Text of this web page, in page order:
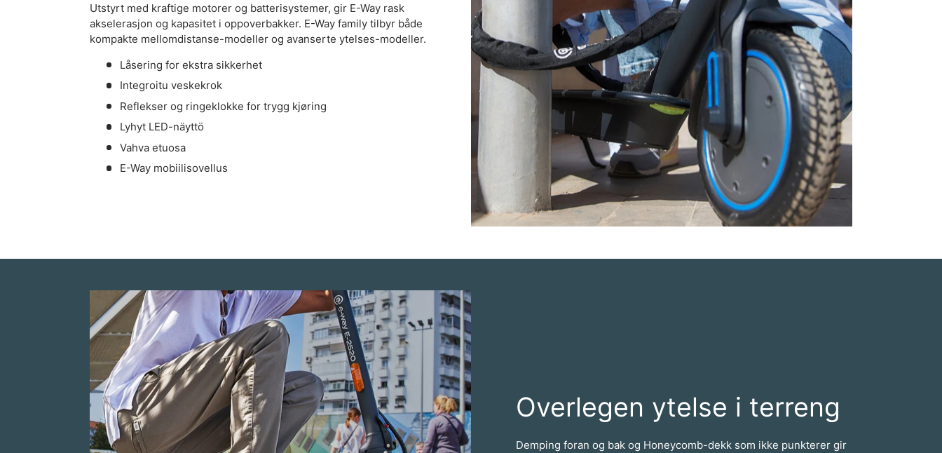
Utstyrt med kraftige motorer og batterisystemer, gir E-Way rask
akselerasjon og kapasitet i oppoverbakker. E-Way family tilbyr både
kompakte mellomdistanse-modeller og avanserte ytelses-modeller.
Låsering for ekstra sikkerhet
Integroitu veskekrok
Reflekser og ringeklokke for trygg kjøring
Lyhyt LED-näyttö
Vahva etuosa
E-Way mobiilisovellus
Overlegen ytelse i terreng
Demping foran og bak og Honeycomb-dekk som ikke punkterer gir